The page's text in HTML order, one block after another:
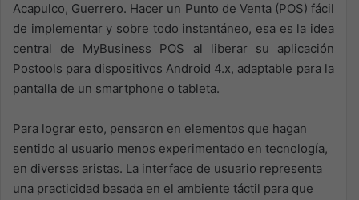
Acapulco, Guerrero. Hacer un Punto de Venta (POS) fácil
de implementar y sobre todo instantáneo, esa es la idea
central de MyBusiness POS al liberar su aplicación
Postools para dispositivos Android 4.x, adaptable para la
pantalla de un smartphone o tableta.
Para lograr esto, pensaron en elementos que hagan
sentido al usuario menos experimentado en tecnología,
en diversas aristas. La interface de usuario representa
una practicidad basada en el ambiente táctil para que